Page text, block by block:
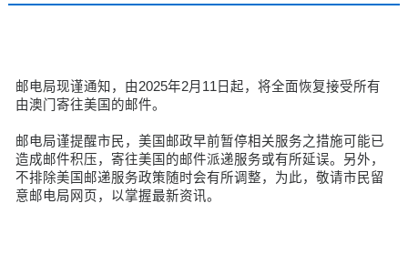
邮电局现谨通知，由2025年2月11日起，将全面恢复接受所有
由澳门寄往美国的邮件。
邮电局谨提醒市民，美国邮政早前暂停相关服务之措施可能已
造成邮件积压，寄往美国的邮件派递服务或有所延误。另外，
不排除美国邮递服务政策随时会有所调整，为此，敬请市民留
意邮电局网页，以掌握最新资讯。